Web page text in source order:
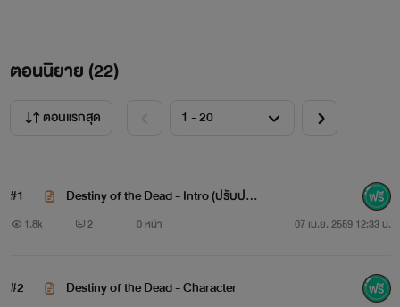
เมื่อใดก็ย่อมได้ ไม่เว้นแม้แต่
"ตัวคุณเอง"
"หนึ่งในพวกแกทุกคนมีหนึ่งคนที่เป็นฆาตกร พวกแกต้องหาให้
เจอว่าคนๆนั้นคือใคร ก่อนที่มันจะฆ่าพวกแกหมดทุกคน !!!"
ตอนนิยาย (22)
ตอนแรกสุด
#1
Destiny of the Dead - Intro (ปรับปรุง
บ้างส่วนะหนู)
1.8k 2 0 หน้า 07 เม.ย. 2559 12:33 น.
#2 Destiny of the Dead - Character